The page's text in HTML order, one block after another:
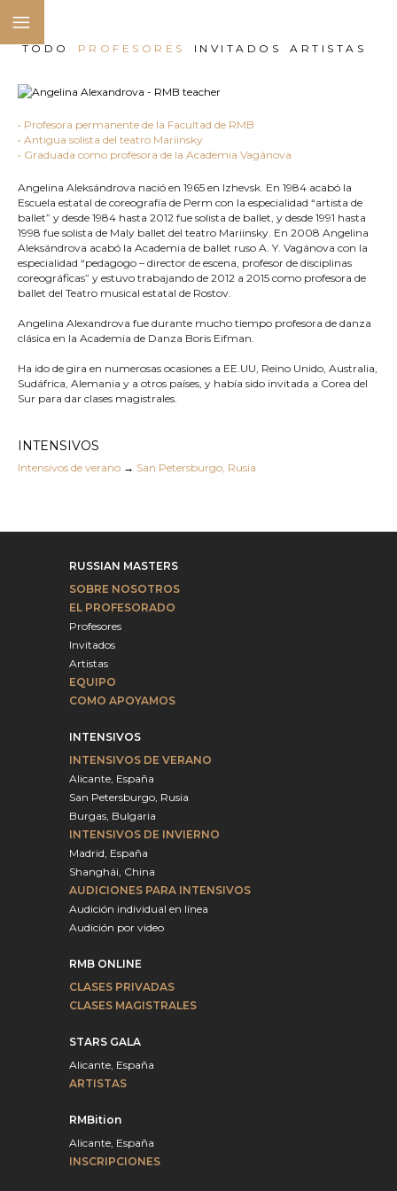
TODO PROFESORES INVITADOS ARTISTAS
• Profesora permanente de la Facultad de RMB
• Antigua solista del teatro Mariinsky
• Graduada como profesora de la Academia Vagánova
Angelina Aleksándrova nació en 1965 en Izhevsk. En 1984 acabó la
Escuela estatal de coreografía de Perm con la especialidad “artista de
ballet” y desde 1984 hasta 2012 fue solista de ballet, y desde 1991 hasta
1998 fue solista de Maly ballet del teatro Mariinsky. En 2008 Angelina
Aleksándrova acabó la Academia de ballet ruso A. Y. Vagánova con la
especialidad “pedagogo – director de escena, profesor de disciplinas
coreográficas” y estuvo trabajando de 2012 a 2015 como profesora de
ballet del Teatro musical estatal de Rostov.
Angelina Alexandrova fue durante mucho tiempo profesora de danza
clásica en la Academia de Danza Boris Eifman.
Ha ido de gira en numerosas ocasiones a EE.UU, Reino Unido, Australia,
Sudáfrica, Alemania y a otros países, y había sido invitada a Corea del
Sur para dar clases magistrales.
INTENSIVOS
Intensivos de verano → San Petersburgo, Rusia
RUSSIAN MASTERS
SOBRE NOSOTROS
EL PROFESORADO
Profesores
Invitados
Artistas
EQUIPO
COMO APOYAMOS
INTENSIVOS
INTENSIVOS DE VERANO
Alicante, España
San Petersburgo, Rusia
Burgas, Bulgaria
INTENSIVOS DE INVIERNO
Madrid, España
Shanghái, China
AUDICIONES PARA INTENSIVOS
Audición individual en línea
Audición por video
RMB ONLINE
CLASES PRIVADAS
CLASES MAGISTRALES
STARS GALA
Alicante, España
ARTISTAS
RMBition
Alicante, España
INSCRIPCIONES